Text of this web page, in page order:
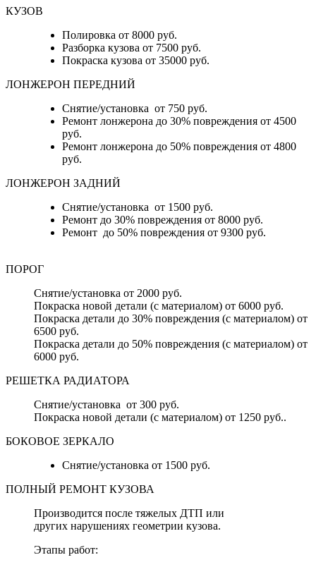
КУЗОВ
Полировка от 8000 руб.
Разборка кузова от 7500 руб.
Покраска кузова от 35000 руб.
ЛОНЖЕРОН ПЕРЕДНИЙ
Снятие/установка от 750 руб.
Ремонт лонжерона до 30% повреждения от 4500
руб.
Ремонт лонжерона до 50% повреждения от 4800
руб.
ЛОНЖЕРОН ЗАДНИЙ
Снятие/установка от 1500 руб.
Ремонт до 30% повреждения от 8000 руб.
Ремонт до 50% повреждения от 9300 руб.
ПОРОГ
Снятие/установка от 2000 руб.
Покраска новой детали (с материалом) от 6000 руб.
Покраска детали до 30% повреждения (с материалом) от
6500 руб.
Покраска детали до 50% повреждения (с материалом) от
6000 руб.
РЕШЕТКА РАДИАТОРА
Снятие/установка от 300 руб.
Покраска новой детали (с материалом) от 1250 руб..
БОКОВОЕ ЗЕРКАЛО
Снятие/установка от 1500 руб.
ПОЛНЫЙ РЕМОНТ КУЗОВА
Производится после тяжелых ДТП или
других нарушениях геометрии кузова.
Этапы работ: